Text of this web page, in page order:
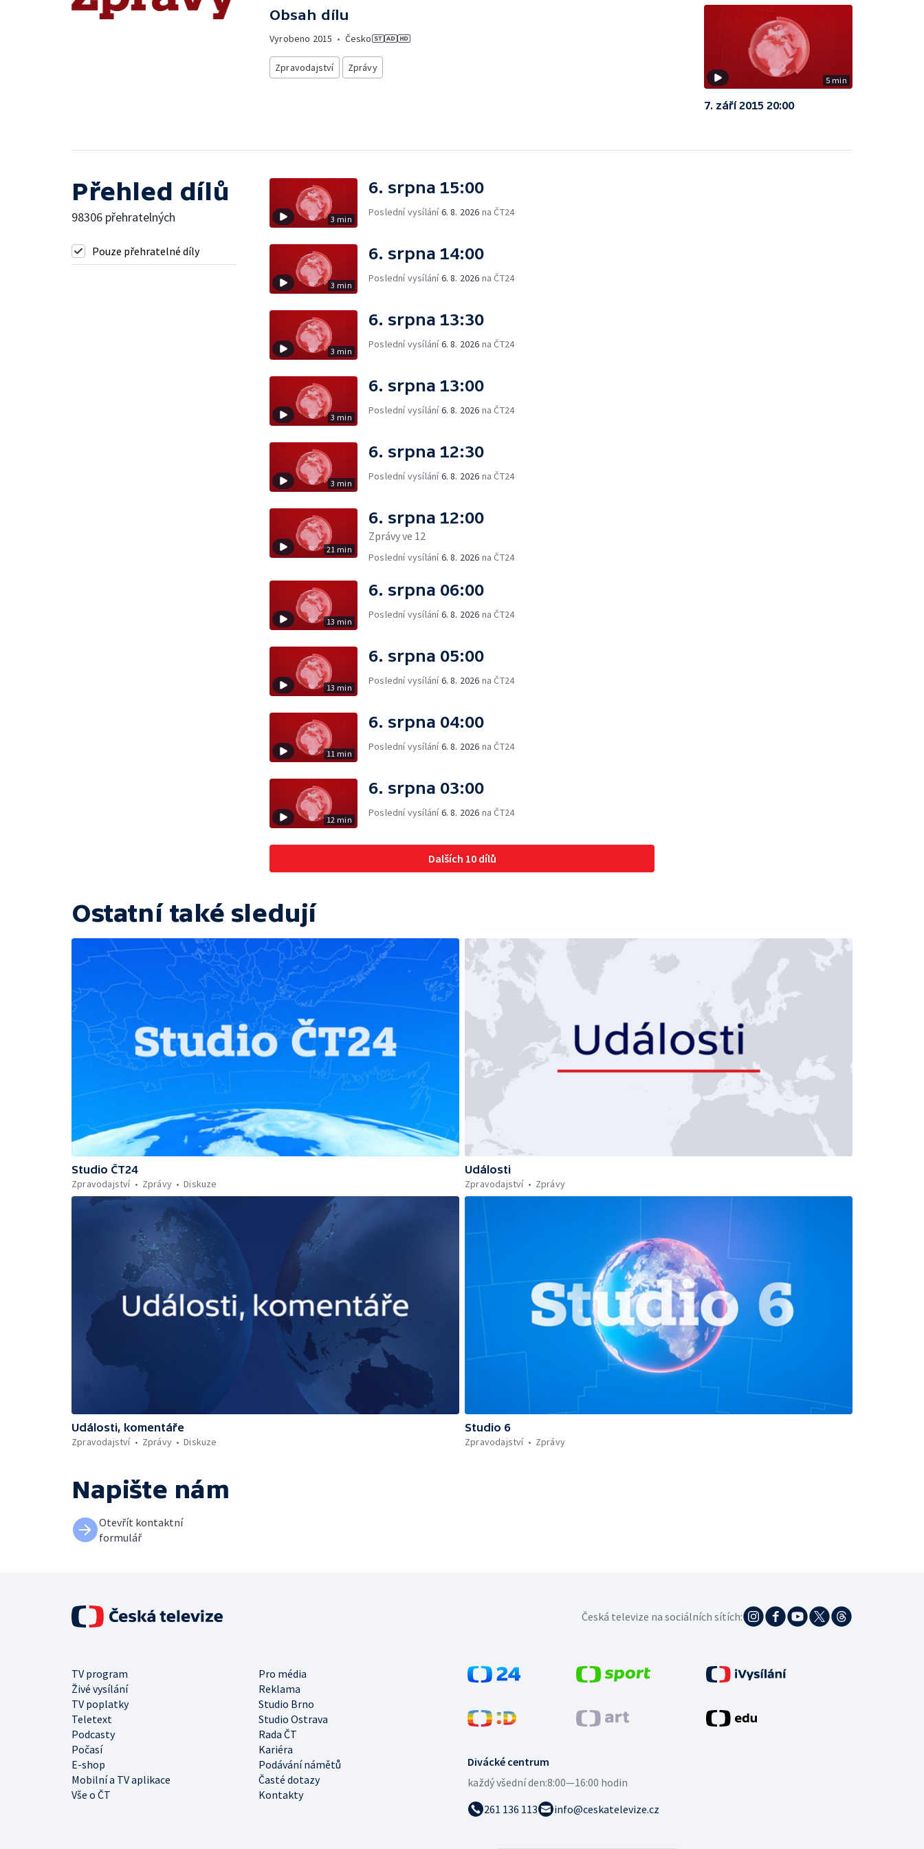
Obsah dílu
Vyrobeno 2015 • Česko
Zpravodajství Zprávy
5 min
7. září 2015 20:00
Přehled dílů
98306 přehratelných
Pouze přehratelné díly
3 min
6. srpna 15:00
Poslední vysílání6. 8. 2026 na ČT24
3 min
6. srpna 14:00
Poslední vysílání6. 8. 2026 na ČT24
3 min
6. srpna 13:30
Poslední vysílání6. 8. 2026 na ČT24
3 min
6. srpna 13:00
Poslední vysílání6. 8. 2026 na ČT24
3 min
6. srpna 12:30
Poslední vysílání6. 8. 2026 na ČT24
21 min
6. srpna 12:00
Zprávy ve 12
Poslední vysílání6. 8. 2026 na ČT24
13 min
6. srpna 06:00
Poslední vysílání6. 8. 2026 na ČT24
13 min
6. srpna 05:00
Poslední vysílání6. 8. 2026 na ČT24
11 min
6. srpna 04:00
Poslední vysílání6. 8. 2026 na ČT24
12 min
6. srpna 03:00
Poslední vysílání6. 8. 2026 na ČT24
Dalších 10 dílů
Ostatní také sledují
Studio ČT24
Zpravodajství
Zprávy Diskuze
Události
Zpravodajství
Zprávy
Události, komentáře
Zpravodajství
Zprávy Diskuze
Studio 6
Zpravodajství
Zprávy
Napište nám
Otevřít kontaktní
formulář
Divácké centrum
každý všední den:8:00—16:00 hodin
261 136 113
info@ceskatelevize.cz
TV program
Pro média
Živé vysílání
Reklama
TV poplatky
Studio Brno
Teletext
Studio Ostrava
Podcasty
Rada ČT
Počasí
Kariéra
E-shop
Podávání námětů
Mobilní a TV aplikace
Časté dotazy
Vše o ČT
Kontakty
Česká televize na sociálních sítích: